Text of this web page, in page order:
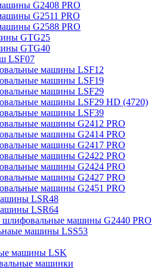
G2408 PRO
G2511 PRO
G2588 PRO
GTG25
GTG40
LSF07
машины LSF12
машины LSF19
машины LSF29
машины LSF29 HD (4720)
машины LSF39
машины G2412 PRO
машины G2414 PRO
машины G2417 PRO
машины G2422 PRO
машины G2424 PRO
машины G2427 PRO
машины G2451 PRO
LSR48
LSR64
шлифовальные машины G2440 PRO
машины LSS53
машины LSK
машинки